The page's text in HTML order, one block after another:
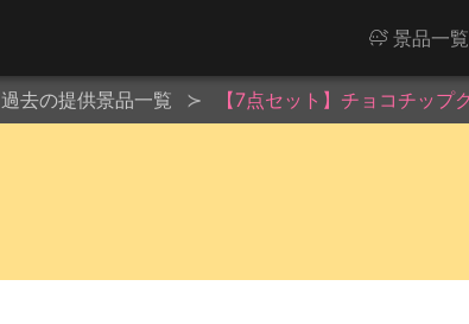
景品一覧
過去の提供景品一覧 【7点セット】チョコチッ